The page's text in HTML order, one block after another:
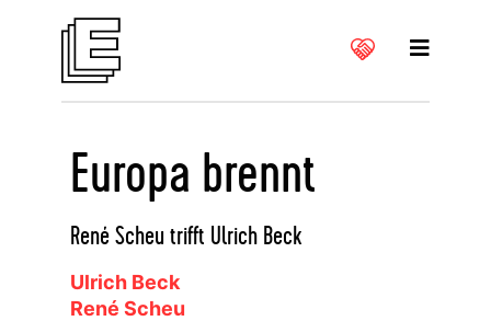
Europa brennt
René Scheu trifft Ulrich Beck
Ulrich Beck
René Scheu